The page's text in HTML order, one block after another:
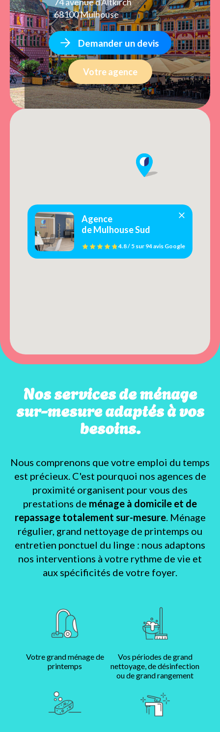
68100 Mulhouse
Demander un devis
Votre agence
Agence
de Mulhouse Sud
4.8 / 5 sur 94 avis Google
Nos services de ménage
sur-mesure adaptés à vos
besoins.
Nous comprenons que votre emploi du temps
est précieux. C'est pourquoi nos agences de
proximité organisent pour vous des
prestations de ménage à domicile et de
repassage totalement sur-mesure. Ménage
régulier, grand nettoyage de printemps ou
entretien ponctuel du linge : nous adaptons
nos interventions à votre rythme de vie et
aux spécificités de votre foyer.
Votre grand ménage de
printemps
Vos périodes de grand
nettoyage, de désinfection
ou de grand rangement